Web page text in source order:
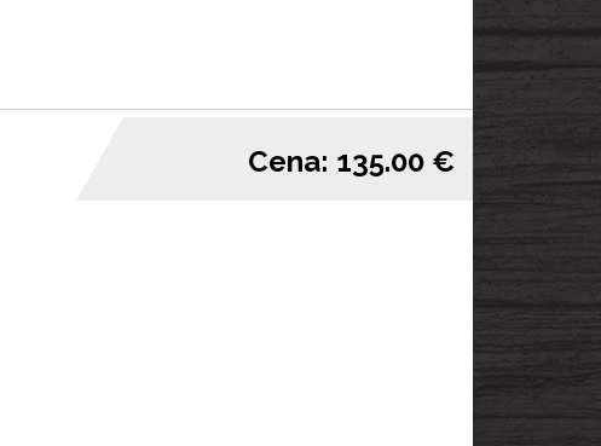
Cena: 135.00 €